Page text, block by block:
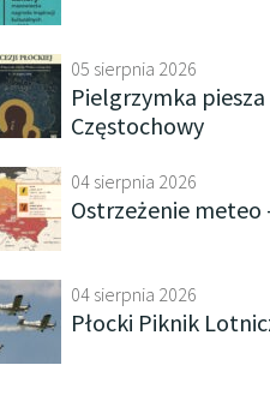
05 sierpnia 2026
Pielgrzymka piesza
Częstochowy
04 sierpnia 2026
Ostrzeżenie meteo
04 sierpnia 2026
Płocki Piknik